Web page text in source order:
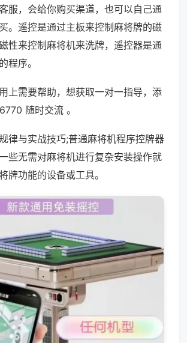
服，会给你购买渠道，也可以自己通
。遥控是通过主板来控制麻将牌的磁
性来控制麻将机来洗牌，遥控器是通
程序。
上需要帮助，想获取一对一指导，添
随时交流 。
律与实战技巧;普通麻将机程序控牌器
些无需对麻将机进行复杂安装操作就
牌功能的设备或工具。